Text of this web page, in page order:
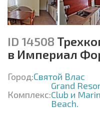
ID 14508
в Империал
Город:Святой Влас
Комплекс:
Grand
Club и
Beach.